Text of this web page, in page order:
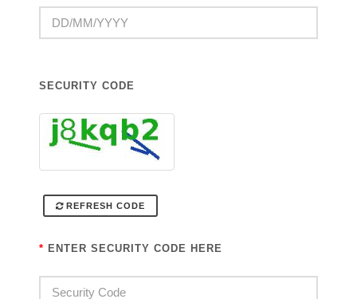
SECURITY CODE
REFRESH CODE
* ENTER SECURITY CODE HERE